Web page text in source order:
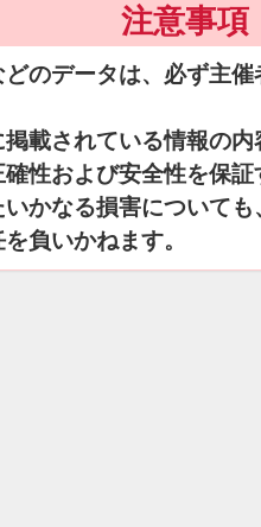
注意事項
のデータは、必ず主
載されている情報の
性および安全性を保
かなる損害について
負いかねます。